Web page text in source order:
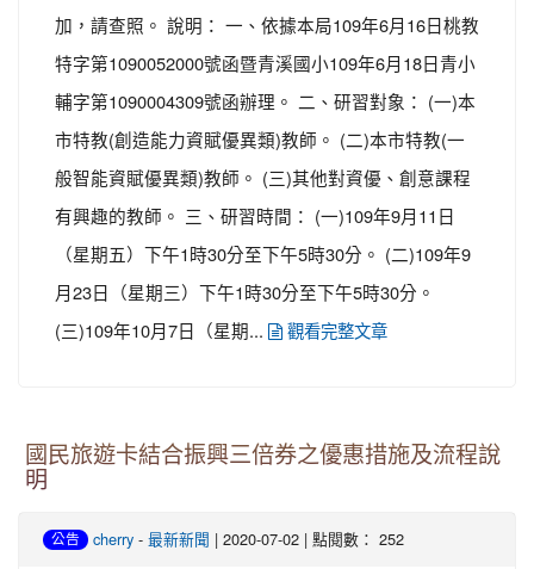
加，請查照。 說明： 一、依據本局109年6月16日桃教
特字第1090052000號函暨青溪國小109年6月18日青小
輔字第1090004309號函辦理。 二、研習對象： (一)本
市特教(創造能力資賦優異類)教師。 (二)本市特教(一
般智能資賦優異類)教師。 (三)其他對資優、創意課程
有興趣的教師。 三、研習時間： (一)109年9月11日
（星期五）下午1時30分至下午5時30分。 (二)109年9
月23日（星期三）下午1時30分至下午5時30分。
(三)109年10月7日（星期...
觀看完整文章
國民旅遊卡結合振興三倍券之優惠措施及流程說
明
公告 cherry - 最新新聞 | 2020-07-02 | 點閱數： 252